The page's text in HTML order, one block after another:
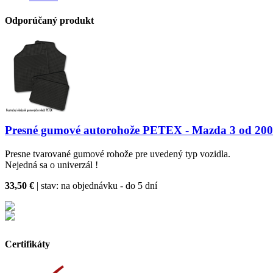
Odporúčaný produkt
Presné gumové autorohože PETEX - Mazda 3 od
Presne tvarované gumové rohože pre uvedený typ vozidla.
Nejedná sa o univerzál !
33,50 € | stav: na objednávku - do 5 dní
Certifikáty